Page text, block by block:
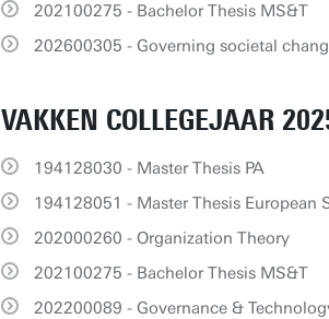
202100275 - Bachelor Thesis MS&T
202600305 - Governing societal
VAKKEN COLLEGEJAAR
194128030 - Master Thesis PA
194128051 - Master Thesis European
202000260 - Organization Theory
202100275 - Bachelor Thesis MS&T
202200089 - Governance &